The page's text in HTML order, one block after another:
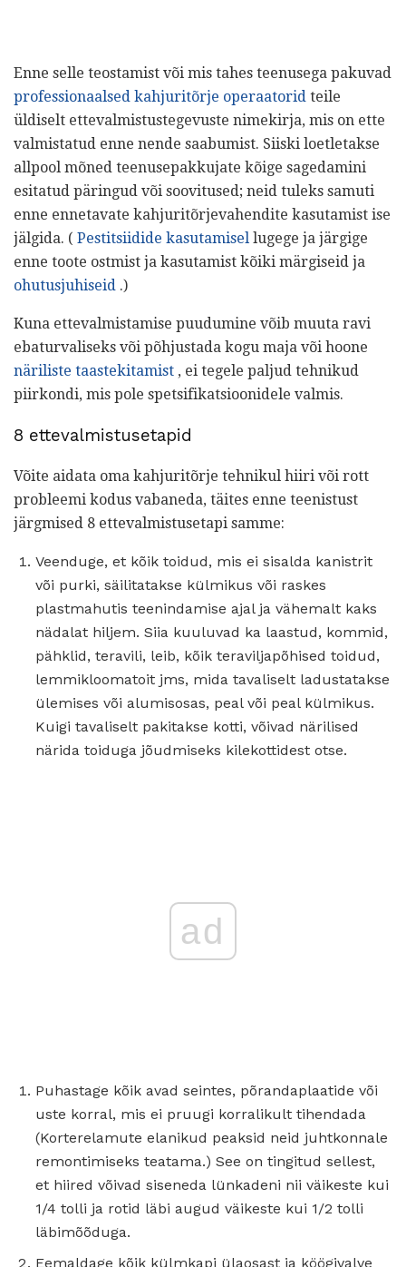
Enne selle teostamist või mis tahes teenusega pakuvad
professionaalsed kahjuritõrje operaatorid teile
üldiselt ettevalmistustegevuste nimekirja, mis on ette
valmistatud enne nende saabumist. Siiski loetletakse
allpool mõned teenusepakkujate kõige sagedamini
esitatud päringud või soovitused; neid tuleks samuti
enne ennetavate kahjuritõrjevahendite kasutamist ise
jälgida. ( Pestitsiidide kasutamisel lugege ja järgige
enne toote ostmist ja kasutamist kõiki märgiseid ja
ohutusjuhiseid .)
Kuna ettevalmistamise puudumine võib muuta ravi
ebaturvaliseks või põhjustada kogu maja või hoone
näriliste taastekitamist , ei tegele paljud tehnikud
piirkondi, mis pole spetsifikatsioonidele valmis.
8 ettevalmistusetapid
Võite aidata oma kahjuritõrje tehnikul hiiri või rott
probleemi kodus vabaneda, täites enne teenistust
järgmised 8 ettevalmistusetapi samme:
Veenduge, et kõik toidud, mis ei sisalda kanistrit
või purki, säilitatakse külmikus või raskes
plastmahutis teenindamise ajal ja vähemalt kaks
nädalat hiljem. Siia kuuluvad ka laastud, kommid,
pähklid, teravili, leib, kõik teraviljapõhised toidud,
lemmikloomatoit jms, mida tavaliselt ladustatakse
ülemises või alumisosas, peal või peal külmikus.
Kuigi tavaliselt pakitakse kotti, võivad närilised
närida toiduga jõudmiseks kilekottidest otse.
ad
Puhastage kõik avad seintes, põrandaplaatide või
uste korral, mis ei pruugi korralikult tihendada
(Korterelamute elanikud peaksid neid juhtkonnale
remontimiseks teatama.) See on tingitud sellest,
et hiired võivad siseneda lünkadeni nii väikeste kui
1/4 tolli ja rotid läbi augud väikeste kui 1/2 tolli
läbimõõduga.
Eemaldage kõik külmkapi ülaosast ja köögivalve